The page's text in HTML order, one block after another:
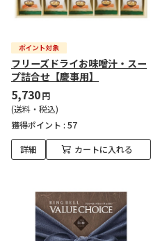
フリーズドライお味噌汁・スー
プ詰合せ【慶事用】
5,730円
(送料・税込)
獲得ポイント : 57
詳細 カートに入れる